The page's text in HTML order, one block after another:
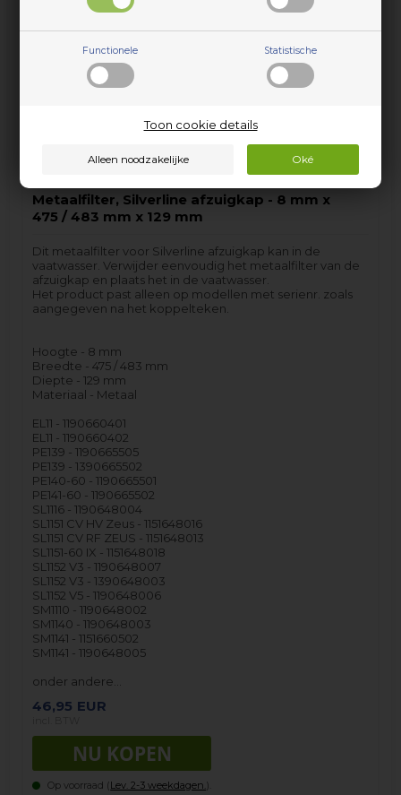
Functionele Statistische
Toon cookie details
Voorbestelling
*Lees hier)
Metaalfilter, Silverline afzuigkap - 8 mm x
475 / 483 mm x 129 mm
Dit metaalfilter voor Silverline afzuigkap kan in de
vaatwasser. Verwijder eenvoudig het metaalfilter van de
afzuigkap en plaats het in de vaatwasser.
Het product past alleen op modellen met serienr. zoals
aangegeven na het koppelteken.
Hoogte - 8 mm
Breedte - 475 / 483 mm
Diepte - 129 mm
Materiaal - Metaal
EL11 - 1190660401
EL11 - 1190660402
PE139 - 1190665505
PE139 - 1390665502
PE140-60 - 1190665501
PE141-60 - 1190665502
SL1116 - 1190648004
SL1151 CV HV Zeus - 1151648016
SL1151 CV RF ZEUS - 1151648013
SL1151-60 IX - 1151648018
SL1152 V3 - 1190648007
SL1152 V3 - 1390648003
SL1152 V5 - 1190648006
SM1110 - 1190648002
SM1140 - 1190648003
SM1141 - 1151660502
SM1141 - 1190648005
onder andere…
46,95 EUR
Op voorraad (Lev. 2-3 weekdagen. ).